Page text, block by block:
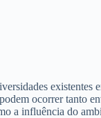
ocorrer tanto
a influência do